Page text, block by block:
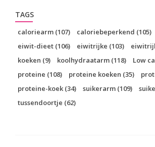
TAGS
caloriearm (107) caloriebeperkend (105)
eiwit-dieet (106) eiwitrijke (103)
koeken (9) koolhydraatarm (118) Low
proteine (108) proteine koeken (35)
proteine-koek (34) suikerarm (109)
tussendoortje (62)